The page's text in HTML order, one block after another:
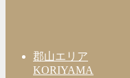
郡山エリア
KORIYAMA